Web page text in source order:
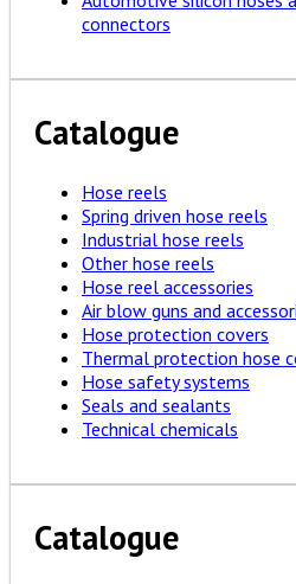
connectors
Catalogue
Hose reels
Spring driven hose reels
Industrial hose reels
Other hose reels
Hose reel accessories
Air blow guns and
Hose protection covers
Thermal protection hose
Hose safety systems
Seals and sealants
Technical chemicals
Catalogue